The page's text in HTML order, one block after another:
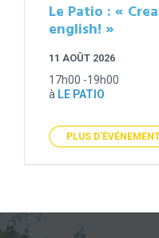
Le Patio : «
english! »
11 AOÛT 2026
17h00 -19h00
à LE PATIO
PLUS